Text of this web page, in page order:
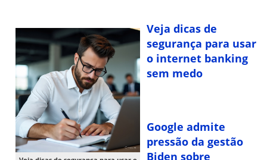
Veja dicas de
segurança para usar
o internet banking
sem medo
Google admite
pressão da gestão
Biden sobre